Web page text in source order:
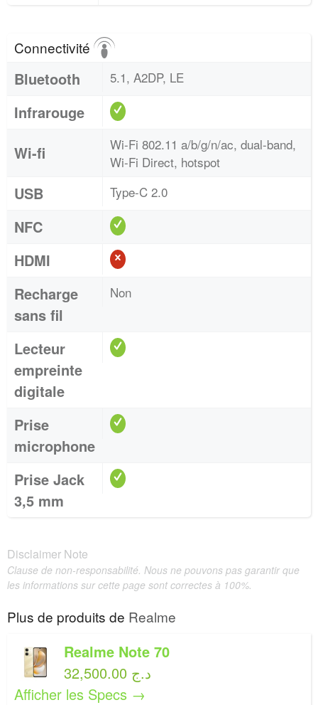
Connectivité
Bluetooth 5.1, A2DP, LE
Infrarouge
Wi-fi
Wi-Fi 802.11 a/b/g/n/ac, dual-band,
Wi-Fi Direct, hotspot
USB Type-C 2.0
NFC
HDMI
Recharge
sans fil
Non
Lecteur
empreinte
digitale
Prise
microphone
Prise Jack
3,5 mm
Disclaimer Note
Clause de non-responsabilité. Nous ne pouvons pas garantir que
les informations sur cette page sont correctes à 100%.
Plus de produits de Realme
Realme Note 70
32,500.00 د.ج
Afficher les Specs →